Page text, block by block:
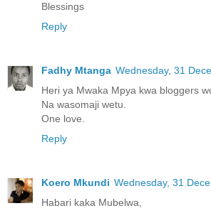
Blessings
Reply
Fadhy Mtanga Wednesday, 31
Heri ya Mwaka Mpya kwa bloggers
Na wasomaji wetu.
One love.
Reply
Koero Mkundi Wednesday, 31
Habari kaka Mubelwa,